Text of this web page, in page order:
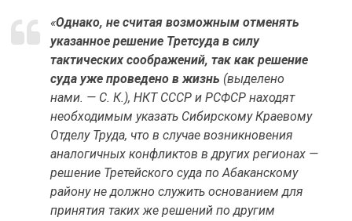
«Однако, не считая возможным отменять
указанное решение Третсуда в силу
тактических соображений, так как решение
суда уже проведено в жизнь (выделено
нами. — С. К.), НКТ СССР и РСФСР находят
необходимым указать Сибирскому Краевому
Отделу Труда, что в случае возникновения
аналогичных конфликтов в других регионах —
решение Третейского суда по Абаканскому
району не должно служить основанием для
принятия таких же решений по другим